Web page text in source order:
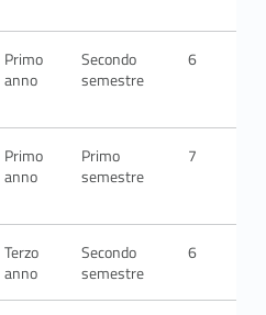
Primo
anno
Secondo
semestre
6
Primo
anno
Primo
semestre
7
Terzo
anno
Secondo
semestre
6